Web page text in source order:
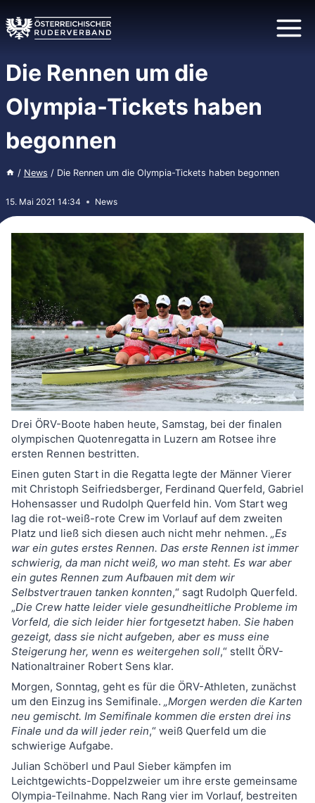
Inhalt
springen
Die Rennen um die
Olympia-Tickets haben
begonnen
/ News / Die Rennen um die Olympia-Tickets haben begonnen
15. Mai 2021 14:34 News
Drei ÖRV-Boote haben heute, Samstag, bei der finalen
olympischen Quotenregatta in Luzern am Rotsee ihre
ersten Rennen bestritten.
Einen guten Start in die Regatta legte der Männer Vierer
mit Christoph Seifriedsberger, Ferdinand Querfeld, Gabriel
Hohensasser und Rudolph Querfeld hin. Vom Start weg
lag die rot-weiß-rote Crew im Vorlauf auf dem zweiten
Platz und ließ sich diesen auch nicht mehr nehmen. „Es
war ein gutes erstes Rennen. Das erste Rennen ist immer
schwierig, da man nicht weiß, wo man steht. Es war aber
ein gutes Rennen zum Aufbauen mit dem wir
Selbstvertrauen tanken konnten,“ sagt Rudolph Querfeld.
„Die Crew hatte leider viele gesundheitliche Probleme im
Vorfeld, die sich leider hier fortgesetzt haben. Sie haben
gezeigt, dass sie nicht aufgeben, aber es muss eine
Steigerung her, wenn es weitergehen soll,“ stellt ÖRV-
Nationaltrainer Robert Sens klar.
Morgen, Sonntag, geht es für die ÖRV-Athleten, zunächst
um den Einzug ins Semifinale. „Morgen werden die Karten
neu gemischt. Im Semifinale kommen die ersten drei ins
Finale und da will jeder rein,“ weiß Querfeld um die
schwierige Aufgabe.
Julian Schöberl und Paul Sieber kämpfen im
Leichtgewichts-Doppelzweier um ihre erste gemeinsame
Olympia-Teilnahme. Nach Rang vier im Vorlauf, bestreiten